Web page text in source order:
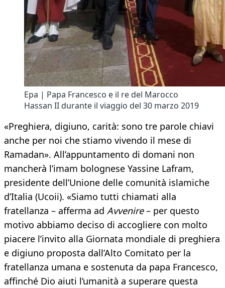
Epa | Papa Francesco e il re del Marocco
Hassan II durante il viaggio del 30 marzo 2019
«Preghiera, digiuno, carità: sono tre parole chiavi
anche per noi che stiamo vivendo il mese di
Ramadan». All’appuntamento di domani non
mancherà l’imam bolognese Yassine Lafram,
presidente dell’Unione delle comunità islamiche
d’Italia (Ucoii). «Siamo tutti chiamati alla
fratellanza – afferma ad Avvenire– per questo
motivo abbiamo deciso di accogliere con molto
piacere l’invito alla Giornata mondiale di preghiera
e digiuno proposta dall’Alto Comitato per la
fratellanza umana e sostenuta da papa Francesco,
affinché Dio aiuti l’umanità a superare questa